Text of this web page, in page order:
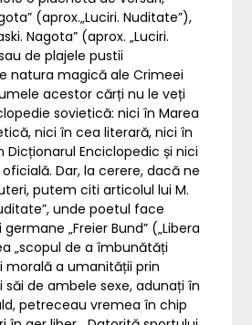
(aprox.„Luciri. Nuditate”),
Nagota” (aprox. „Luciri.
de plajele pustii
natura magică ale Crimeei
acestor cărți nu le veți
sovietică: nici în Marea
nici în cea literară, nici în
Dicționarul Enciclopedic și nici
Dar, la cerere, dacă ne
putem citi articolul lui M.
unde poetul face
„Freier Bund” („Libera
„scopul de a îmbunătăți
morală a umanității prin
săi de ambele sexe, adunați în
petreceau vremea în chip